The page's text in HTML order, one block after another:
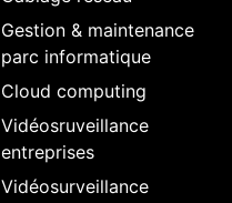
Gestion & maintenance
parc informatique
Cloud computing
Vidéosruveillance
entreprises
Vidéosurveillance